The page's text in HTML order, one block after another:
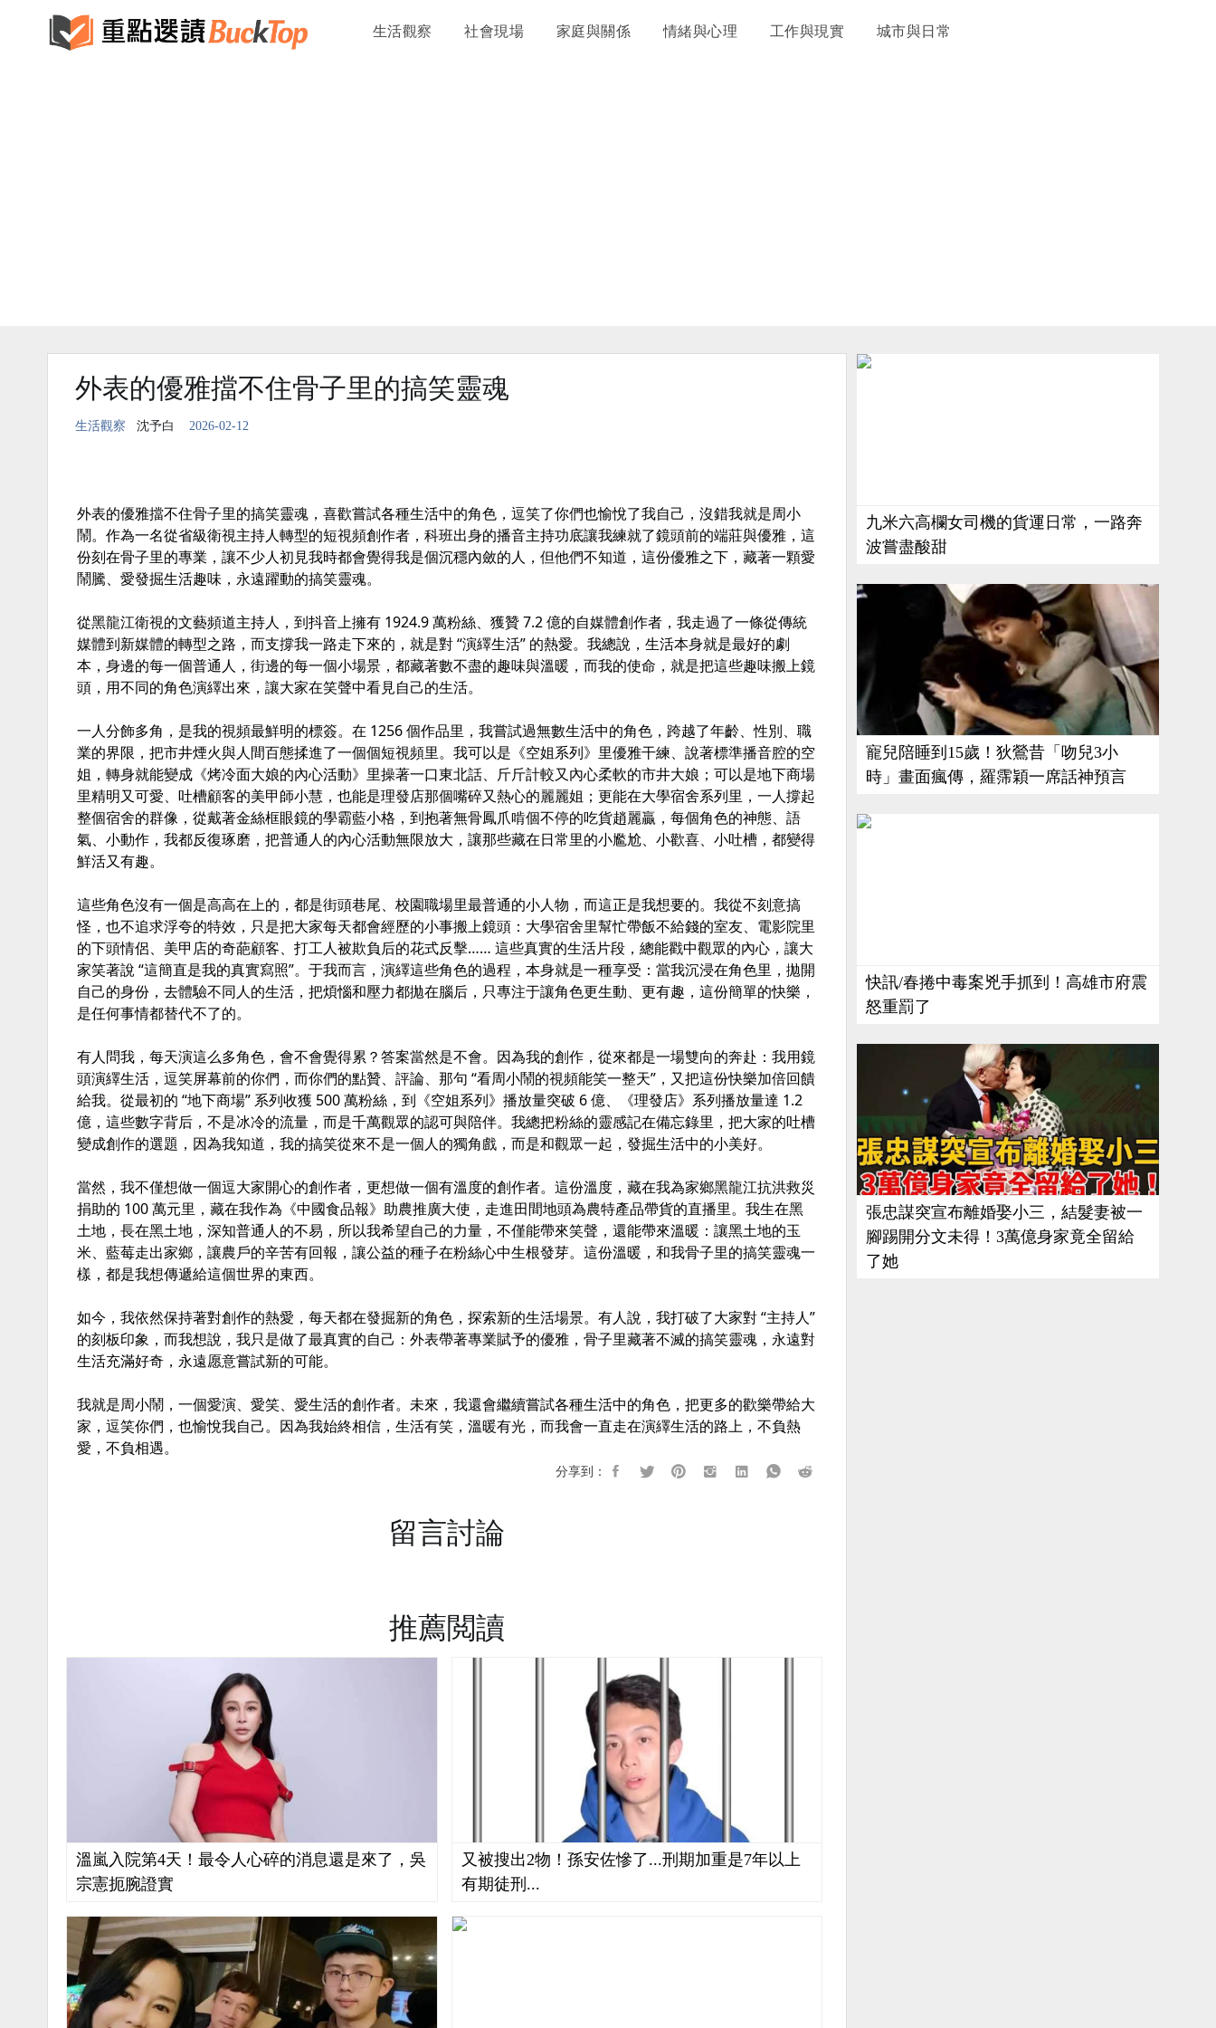
生活觀察 社會現場 家庭與關係 情緒與心理 工作與現實 城市與日常
外表的優雅擋不住骨子里的搞笑靈魂
生活觀察 沈予白 2026-02-12
外表的優雅擋不住骨子里的搞笑靈魂，喜歡嘗試各種生活中的角色，逗笑了你們也愉悅了我自己，沒錯我就是周小
鬧。作為一名從省級衛視主持人轉型的短視頻創作者，科班出身的播音主持功底讓我練就了鏡頭前的端莊與優雅，這
份刻在骨子里的專業，讓不少人初見我時都會覺得我是個沉穩內斂的人，但他們不知道，這份優雅之下，藏著一顆愛
鬧騰、愛發掘生活趣味，永遠躍動的搞笑靈魂。
從黑龍江衛視的文藝頻道主持人，到抖音上擁有 1924.9 萬粉絲、獲贊 7.2 億的自媒體創作者，我走過了一條從傳統
媒體到新媒體的轉型之路，而支撐我一路走下來的，就是對 “演繹生活” 的熱愛。我總說，生活本身就是最好的劇
本，身邊的每一個普通人，街邊的每一個小場景，都藏著數不盡的趣味與溫暖，而我的使命，就是把這些趣味搬上鏡
頭，用不同的角色演繹出來，讓大家在笑聲中看見自己的生活。
一人分飾多角，是我的視頻最鮮明的標簽。在 1256 個作品里，我嘗試過無數生活中的角色，跨越了年齡、性別、職
業的界限，把市井煙火與人間百態揉進了一個個短視頻里。我可以是《空姐系列》里優雅干練、說著標準播音腔的空
姐，轉身就能變成《烤冷面大娘的內心活動》里操著一口東北話、斤斤計較又內心柔軟的市井大娘；可以是地下商場
里精明又可愛、吐槽顧客的美甲師小慧，也能是理發店那個嘴碎又熱心的麗麗姐；更能在大學宿舍系列里，一人撐起
整個宿舍的群像，從戴著金絲框眼鏡的學霸藍小格，到抱著無骨鳳爪啃個不停的吃貨趙麗贏，每個角色的神態、語
氣、小動作，我都反復琢磨，把普通人的內心活動無限放大，讓那些藏在日常里的小尷尬、小歡喜、小吐槽，都變得
鮮活又有趣。
這些角色沒有一個是高高在上的，都是街頭巷尾、校園職場里最普通的小人物，而這正是我想要的。我從不刻意搞
怪，也不追求浮夸的特效，只是把大家每天都會經歷的小事搬上鏡頭：大學宿舍里幫忙帶飯不給錢的室友、電影院里
的下頭情侶、美甲店的奇葩顧客、打工人被欺負后的花式反擊…… 這些真實的生活片段，總能戳中觀眾的內心，讓大
家笑著說 “這簡直是我的真實寫照”。于我而言，演繹這些角色的過程，本身就是一種享受：當我沉浸在角色里，拋開
自己的身份，去體驗不同人的生活，把煩惱和壓力都拋在腦后，只專注于讓角色更生動、更有趣，這份簡單的快樂，
是任何事情都替代不了的。
有人問我，每天演這么多角色，會不會覺得累？答案當然是不會。因為我的創作，從來都是一場雙向的奔赴：我用鏡
頭演繹生活，逗笑屏幕前的你們，而你們的點贊、評論、那句 “看周小鬧的視頻能笑一整天”，又把這份快樂加倍回饋
給我。從最初的 “地下商場” 系列收獲 500 萬粉絲，到《空姐系列》播放量突破 6 億、《理發店》系列播放量達 1.2
億，這些數字背后，不是冰冷的流量，而是千萬觀眾的認可與陪伴。我總把粉絲的靈感記在備忘錄里，把大家的吐槽
變成創作的選題，因為我知道，我的搞笑從來不是一個人的獨角戲，而是和觀眾一起，發掘生活中的小美好。
當然，我不僅想做一個逗大家開心的創作者，更想做一個有溫度的創作者。這份溫度，藏在我為家鄉黑龍江抗洪救災
捐助的 100 萬元里，藏在我作為《中國食品報》助農推廣大使，走進田間地頭為農特產品帶貨的直播里。我生在黑
土地，長在黑土地，深知普通人的不易，所以我希望自己的力量，不僅能帶來笑聲，還能帶來溫暖：讓黑土地的玉
米、藍莓走出家鄉，讓農戶的辛苦有回報，讓公益的種子在粉絲心中生根發芽。這份溫暖，和我骨子里的搞笑靈魂一
樣，都是我想傳遞給這個世界的東西。
如今，我依然保持著對創作的熱愛，每天都在發掘新的角色，探索新的生活場景。有人說，我打破了大家對 “主持人”
的刻板印象，而我想說，我只是做了最真實的自己：外表帶著專業賦予的優雅，骨子里藏著不滅的搞笑靈魂，永遠對
生活充滿好奇，永遠愿意嘗試新的可能。
我就是周小鬧，一個愛演、愛笑、愛生活的創作者。未來，我還會繼續嘗試各種生活中的角色，把更多的歡樂帶給大
家，逗笑你們，也愉悅我自己。因為我始終相信，生活有笑，溫暖有光，而我會一直走在演繹生活的路上，不負熱
愛，不負相遇。
分享到：
留言討論
推薦閲讀
溫嵐入院第4天！最令人心碎的消息還是來了，吳
宗憲扼腕證實
又被搜出2物！孫安佐慘了...刑期加重是7年以上
有期徒刑...
九米六高欄女司機的貨運日常，一路奔
波嘗盡酸甜
寵兒陪睡到15歲！狄鶯昔「吻兒3小
時」畫面瘋傳，羅霈穎一席話神預言
快訊/春捲中毒案兇手抓到！高雄市府震
怒重罰了
張忠謀突宣布離婚娶小三，結髮妻被一
腳踢開分文未得！3萬億身家竟全留給
了她